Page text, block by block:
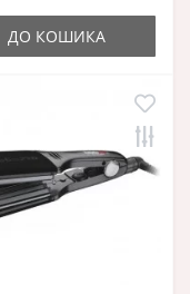
ДО КОШИКА